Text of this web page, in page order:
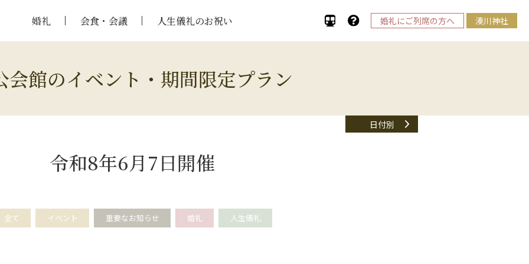
婚礼 会食・会議 人生儀礼のお祝い 婚礼にご列席の方へ 湊川神社
会館のイベント・期間限定プラン
日付別
令和8年6月7日開催
全て イベント 重要なお知らせ 婚礼 人生儀礼